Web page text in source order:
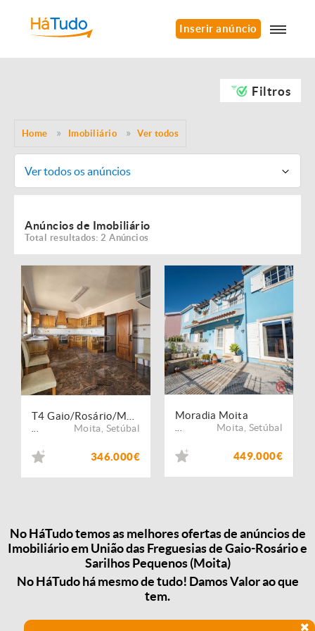
Inserir anúncio
Filtros
Home Imobiliário Ver todos
Ver todos os anúncios
Anúncios de Imobiliário
Total resultados: 2 Anúncios
Moita Setúbal
346.000€
Moradia Moita
Moita Setúbal
449.000€
No HáTudo temos as melhores ofertas de anúncios de
Imobiliário em União das Freguesias de Gaio-Rosário e
Sarilhos Pequenos (Moita)
No HáTudo há mesmo de tudo! Damos Valor ao que
tem.